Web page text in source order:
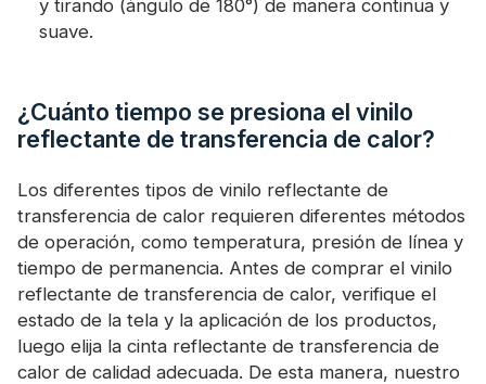
y tirando (ángulo de 180°) de manera continua y
suave.
¿Cuánto tiempo se presiona el vinilo
reflectante de transferencia de calor?
Los diferentes tipos de vinilo reflectante de
transferencia de calor requieren diferentes métodos
de operación, como temperatura, presión de línea y
tiempo de permanencia. Antes de comprar el vinilo
reflectante de transferencia de calor, verifique el
estado de la tela y la aplicación de los productos,
luego elija la cinta reflectante de transferencia de
calor de calidad adecuada. De esta manera, nuestro